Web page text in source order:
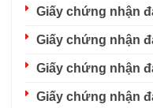
Giấy chứng nhận
Giấy chứng nhận
Giấy chứng nhận
Giấy chứng nhận